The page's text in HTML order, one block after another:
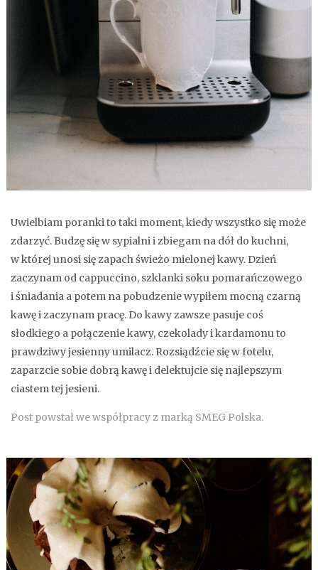
Uwielbiam poranki to taki moment, kiedy wszystko się może
zdarzyć. Budzę się w sypialni i zbiegam na dół do kuchni,
w której unosi się zapach świeżo mielonej kawy. Dzień
zaczynam od cappuccino, szklanki soku pomarańczowego
i śniadania a potem na pobudzenie wypiłem mocną czarną
kawę i zaczynam pracę. Do kawy zawsze pasuje coś
słodkiego a połączenie kawy, czekolady i kardamonu to
prawdziwy jesienny umilacz. Rozsiądźcie się w fotelu,
zaparzcie sobie dobrą kawę i delektujcie się najlepszym
ciastem tej jesieni.
Post powstał we współpracy z marką SMEG Polska.